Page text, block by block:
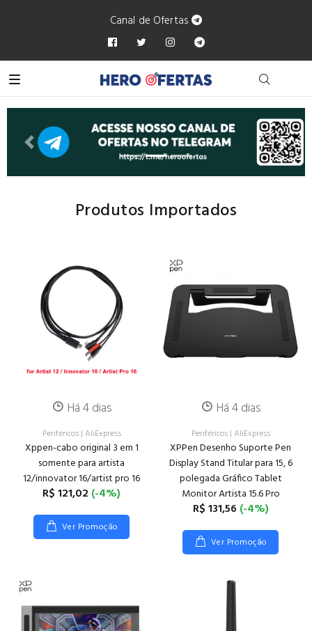
Canal de Ofertas
Anterior
Produtos Importados
Há 4 dias
Periféricos| AliExpress
Xppen-cabo original 3 em 1
somente para artista
12/innovator 16/artist pro 16
R$ 121,02 (-4%)
Ver Promoção
Há 4 dias
Periféricos| AliExpress
XPPen Desenho Suporte Pen
Display Stand Titular para 15, 6
polegada Gráfico Tablet
Monitor Artista 15.6 Pro
R$ 131,56 (-4%)
Ver Promoção